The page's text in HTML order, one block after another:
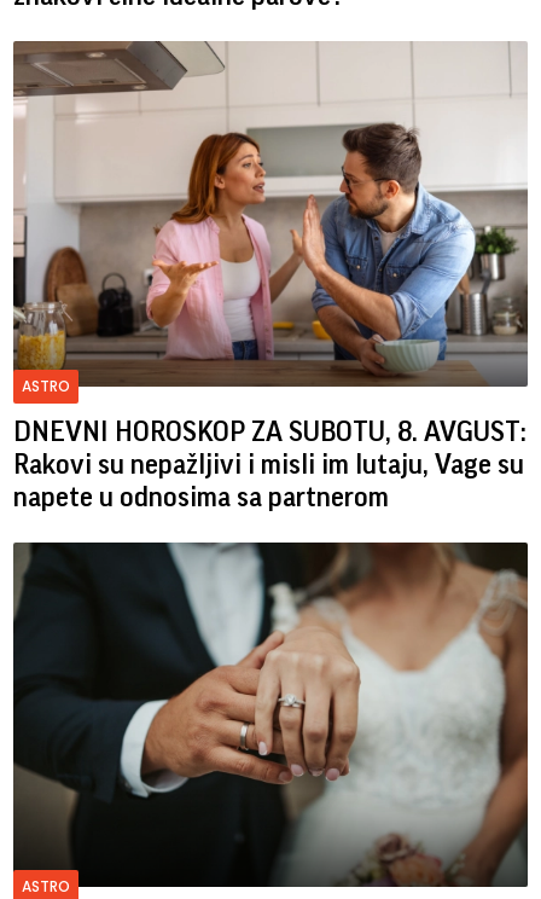
ASTRO
DNEVNI HOROSKOP ZA SUBOTU, 8. AVGUST:
Rakovi su nepažljivi i misli im lutaju, Vage su
napete u odnosima sa partnerom
ASTRO